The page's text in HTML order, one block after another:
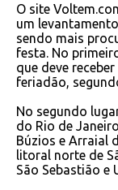
O site
um
sendo mais
festa. No
que deve
feriadão,
No segundo
do Rio de
Búzios e Arraial
litoral norte de
São Sebastião e